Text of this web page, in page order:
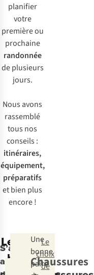
planifier
votre
première ou
prochaine
randonnée
de plusieurs
jours.
Nous avons
rassemblé
tous nos
conseils :
itinéraires,
équipement,
préparatifs
et bien plus
encore !
Les plus
belles
S’aventurer
au-
Chaussures
Une
bonne
paire
Le
choix
de